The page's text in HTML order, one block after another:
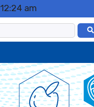
12:24 am